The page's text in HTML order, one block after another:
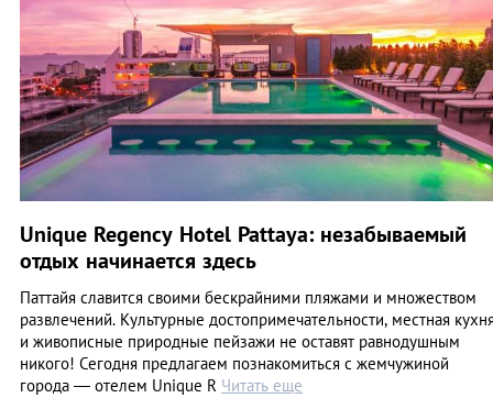
Unique Regency Hotel Pattaya: незабываемый
отдых начинается здесь
Паттайя славится своими бескрайними пляжами и множеством
развлечений. Культурные достопримечательности, местная
и живописные природные пейзажи не оставят равнодушным
никого! Сегодня предлагаем познакомиться с жемчужиной
города — отелем Unique R Читать еще